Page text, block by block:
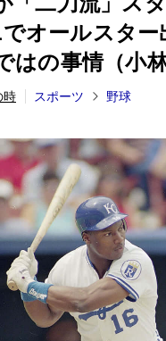
オールスタ
の事情（小林
時 スポーツ 野球